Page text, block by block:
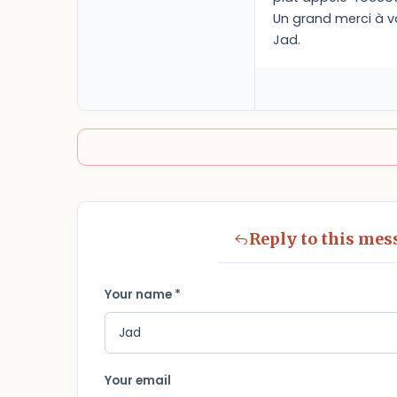
Un grand merci à
Jad.
Reply to this
Your name *
Your email